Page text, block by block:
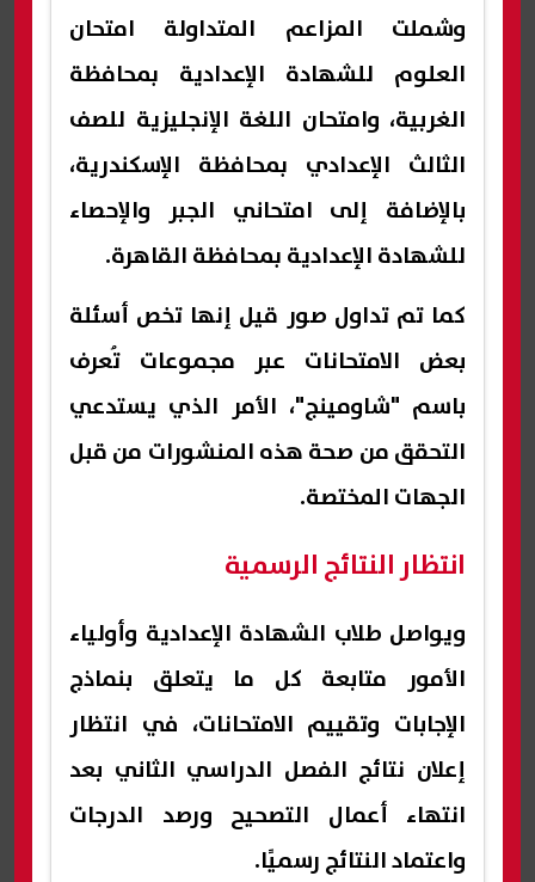
وشملت المزاعم المتداولة امتحان
العلوم للشهادة الإعدادية بمحافظة
الغربية، وامتحان اللغة الإنجليزية للصف
الثالث الإعدادي بمحافظة الإسكندرية،
بالإضافة إلى امتحاني الجبر والإحصاء
للشهادة الإعدادية بمحافظة القاهرة.
كما تم تداول صور قيل إنها تخص أسئلة
بعض الامتحانات عبر مجموعات تُعرف
باسم "شاومينج"، الأمر الذي يستدعي
التحقق من صحة هذه المنشورات من قبل
الجهات المختصة.
انتظار النتائج الرسمية
ويواصل طلاب الشهادة الإعدادية وأولياء
الأمور متابعة كل ما يتعلق بنماذج
الإجابات وتقييم الامتحانات، في انتظار
إعلان نتائج الفصل الدراسي الثاني بعد
انتهاء أعمال التصحيح ورصد الدرجات
واعتماد النتائج رسميًا.